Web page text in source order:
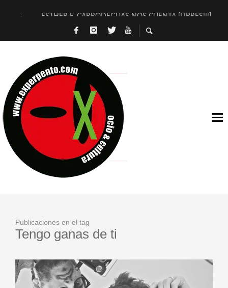
ESTHER F. CARRODEGUAS NOS CUENTA [LIBRES!!!]
[TERRA DE GUAPES] DE SANDRA MONFORT
TIMBRE 4, LA ESCUELA DEL DIRECTOR TEATRAL CLAUDIO
30 AÑOS (NO ES NADA) DE LA KATARSIS DEL TOMATAZO
MILITARES JUDÍAS EN #EXVITA
D’BALDOMEROS REINVENTAN [BITÁCORA 3.0] EN EXVITA
MARSHALL FLASH PRESENTA EN EXVITA [RELATIVA
JOFRE BARDAGÍ EN EXVITA INTERPRETANDO A SERRAT
Publicaciones en el tag
Tengo ganas de ti